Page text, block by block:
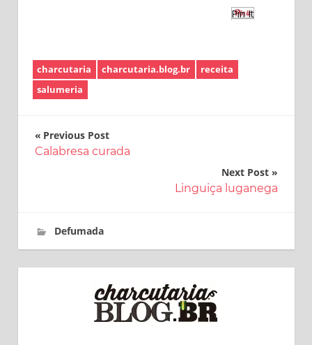
Pin It
charcutaria charcutaria.blog.br
receita
salumeria
Navegação
Previous Post
Calabresa curada
Next Post
Linguiça luganega
25 de janeiro de 2017
charcutaria.blog.br
Defumada